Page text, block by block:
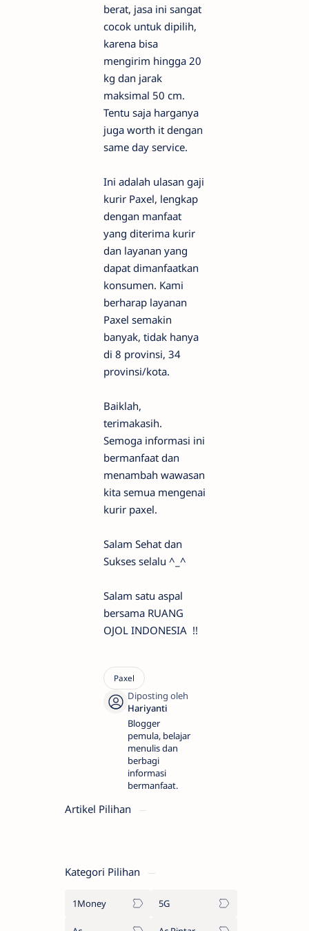
berat, jasa ini sangat
cocok untuk dipilih,
karena bisa
mengirim hingga 20
kg dan jarak
maksimal 50 cm.
Tentu saja harganya
juga worth it dengan
same day service.
Ini adalah ulasan gaji
kurir Paxel, lengkap
dengan manfaat
yang diterima kurir
dan layanan yang
dapat dimanfaatkan
konsumen. Kami
berharap layanan
Paxel semakin
banyak, tidak hanya
di 8 provinsi, 34
provinsi/kota.
Baiklah,
terimakasih.
Semoga informasi ini
bermanfaat dan
menambah wawasan
kita semua mengenai
kurir paxel.
Salam Sehat dan
Sukses selalu ^_^
Salam satu aspal
bersama RUANG
OJOL INDONESIA !!
Blogger
pemula, belajar
menulis dan
berbagi
informasi
bermanfaat.
Artikel Pilihan
Kategori Pilihan
1Money 5G